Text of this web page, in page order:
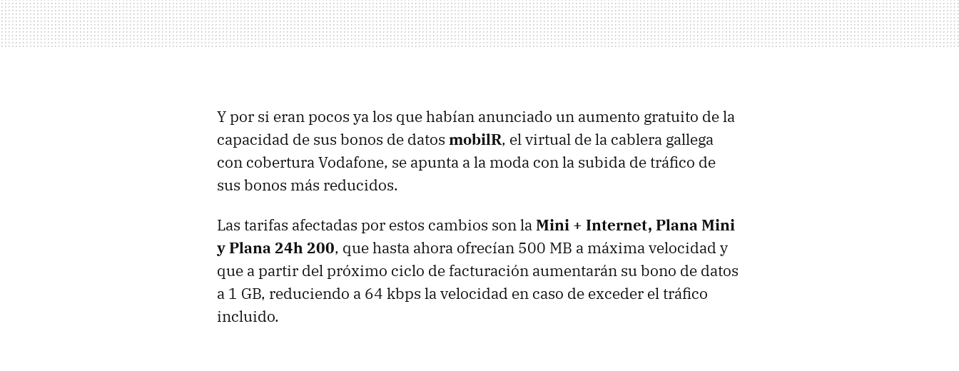
Y por si eran pocos ya los que habían anunciado un aumento gratuito de la
capacidad de sus bonos de datos mobilR, el virtual de la cablera gallega
con cobertura Vodafone, se apunta a la moda con la subida de tráfico de
sus bonos más reducidos.
Las tarifas afectadas por estos cambios son laMini + Internet, Plana Mini
y Plana 24h 200, que hasta ahora ofrecían 500 MB a máxima velocidad y
que a partir del próximo ciclo de facturación aumentarán su bono de datos
a 1 GB, reduciendo a 64 kbps la velocidad en caso de exceder el tráfico
incluido.